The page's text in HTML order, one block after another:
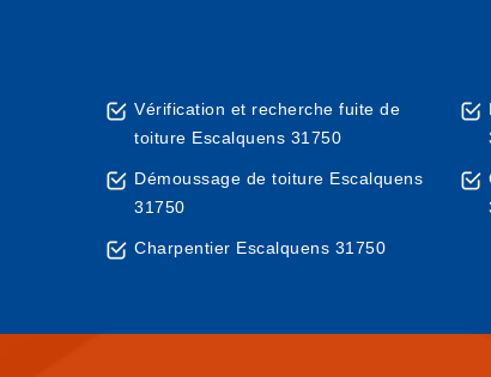
Vérification et recherche fuite de
toiture Escalquens 31750
Démoussage de toiture Escalquens
31750
Charpentier Escalquens 31750